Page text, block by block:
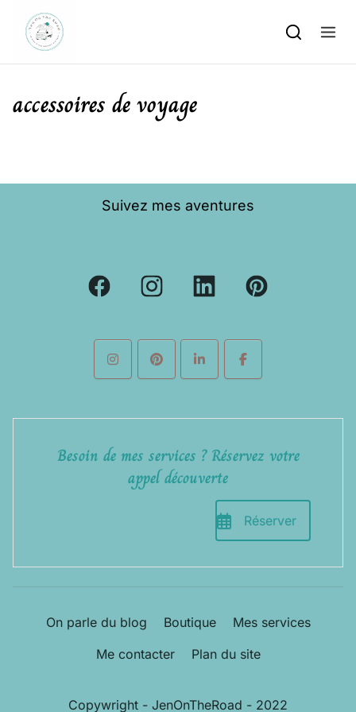
Skip to content
accessoires de voyage
Suivez mes aventures
Besoin de mes services ? Réservez votre
appel découverte
Réserver
On parle du blog Boutique
Mes services
Me contacter
Plan du site
Copywright - JenOnTheRoad - 2022